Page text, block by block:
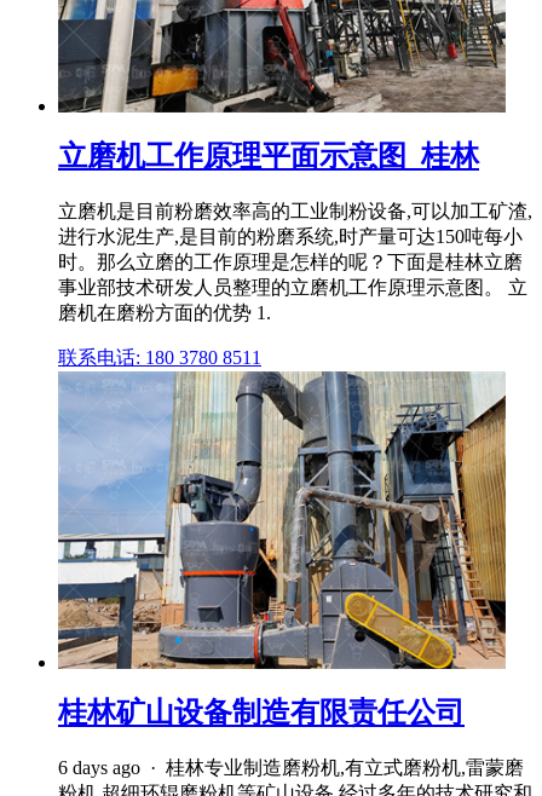
立磨机工作原理平面示意图_桂林
立磨机是目前粉磨效率高的工业制粉设备,可以加工矿渣,
进行水泥生产,是目前的粉磨系统,时产量可达150吨每小
时。那么立磨的工作原理是怎样的呢？下面是桂林立磨
事业部技术研发人员整理的立磨机工作原理示意图。 立
磨机在磨粉方面的优势 1.
联系电话: 180 3780 8511
桂林矿山设备制造有限责任公司
6 days ago · 桂林专业制造磨粉机,有立式磨粉机,雷蒙磨